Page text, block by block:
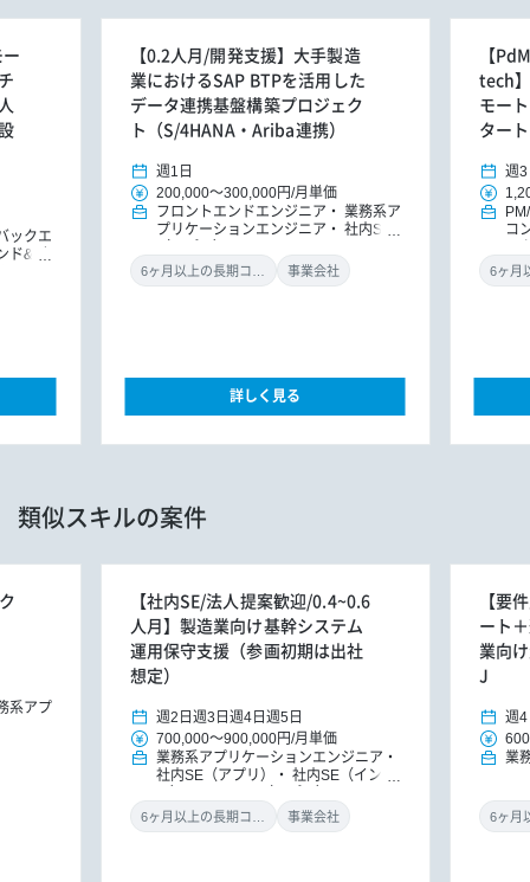
ックエ
ド&バ
【0.2人月/開発支援】大手製造
業におけるSAP BTPを活用した
データ連携基盤構築プロジェク
ト（S/4HANA・Ariba連携）
週1日
200,000～300,000円/月単価
フロントエンドエンジニア
業務系ア
プリケーションエンジニア
社内SE
事業会社
詳しく見る
【
tech
モー
ター
週3
コ
ダ
類似スキルの案件
系アプ
【社内SE/法人提案歓迎/0.4~0.6
人月】製造業向け基幹システム
運用保守支援（参画初期は出社
想定）
週2日 週3日 週4日 週5日
700,000～900,000円/月単価
業務系アプリケーションエンジニア
社内SE（アプリ）
社内SE（インフ
O（インフラ）
PM/PMO
事業会社
【要
ート
業向
J
週4
業